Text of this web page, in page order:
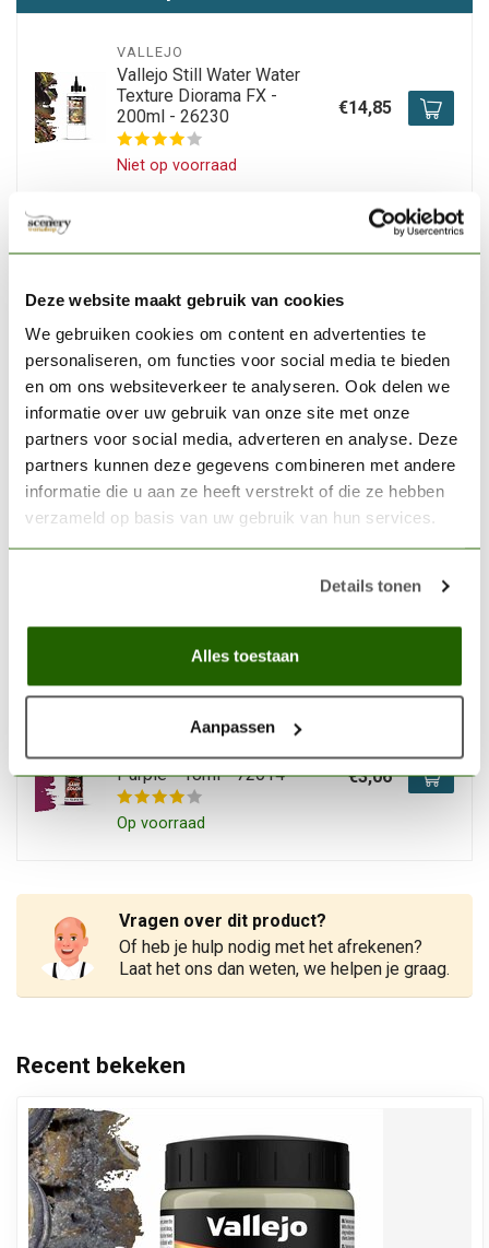
Deze website maakt gebruik van cookies
We gebruiken cookies om content en advertenties te
personaliseren, om functies voor social media te bieden
en om ons websiteverkeer te analyseren. Ook delen we
informatie over uw gebruik van onze site met onze
partners voor social media, adverteren en analyse. Deze
partners kunnen deze gegevens combineren met andere
informatie die u aan ze heeft verstrekt of die ze hebben
verzameld op basis van uw gebruik van hun services.
Details tonen
Alles toestaan
Aanpassen
VALLEJO
Vallejo Still Water Water
Texture Diorama FX -
200ml - 26230
Niet op voorraad
€14,85
Vallejo Game Color
- 72158
Op voorraad
Vallejo European Mud Thick
Mud Weathering Effects -
40ml - 73807
Op voorraad
€6,02
€3,20
Vallejo Game Color Warlord
Purple - 18ml - 72014
Op voorraad
€3,06
Vragen over dit product?
Of heb je hulp nodig met het afrekenen?
Laat het ons dan weten, we helpen je graag.
Recent bekeken